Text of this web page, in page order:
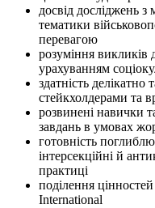
досвід досліджень
тематики
перевагою
розуміння
урахуванням
здатність делікатно
стейкхолдерами та
розвинені навички
завдань в умовах
готовність
інтерсекційні й
практиці
поділення
International